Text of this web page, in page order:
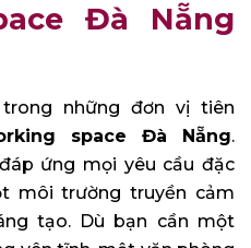
Đà Nẵng
những đơn vị tiên
space Đà Nẵng.
ứng mọi yêu cầu đặc
môi trường truyền cảm
tạo. Dù bạn cần một